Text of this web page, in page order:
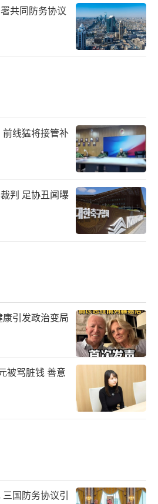
斯发射“白杨-M”陆基移
意义何在？目的是什么？
甩美国人几条街……”（责任
共同防务协议
线猛将接管补
判 足协丑闻曝
引发政治变局
被骂脏钱 善意
国防务协议引